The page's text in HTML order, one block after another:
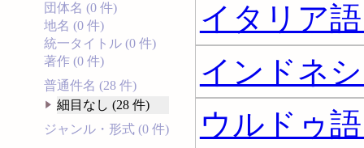
団体名 (0 件)
地名 (0 件)
統一タイトル (0 件)
著作 (0 件)
普通件名 (28 件)
細目なし (28 件)
ジャンル・形式 (0 件)
イタリア
インドネ
ウルドゥ